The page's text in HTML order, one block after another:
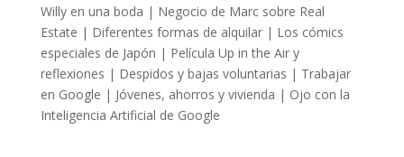
Willy en una boda | Negocio de Marc sobre Real
Estate | Diferentes formas de alquilar | Los cómics
especiales de Japón | Película Up in the Air y
reflexiones | Despidos y bajas voluntarias | Trabajar
en Google | Jóvenes, ahorros y vivienda | Ojo con la
Inteligencia Artificial de Google